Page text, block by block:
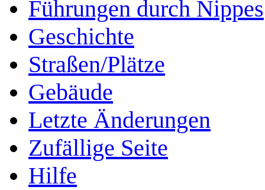
Führungen durch Nippes
Geschichte
Straßen/Plätze
Gebäude
Letzte Änderungen
Zufällige Seite
Hilfe